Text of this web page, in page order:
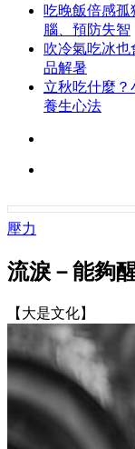
吃晚飯倍感
腦、預防失智
吹冷氣吃冰
品解暑
立秋吃什麼？
養生心法
壓力
流淚－能夠
【大是文化】